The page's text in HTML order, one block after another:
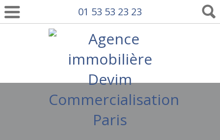
01 53 53 23 23